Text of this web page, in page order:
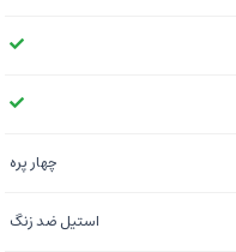
چهار پره
استیل ضد زنگ